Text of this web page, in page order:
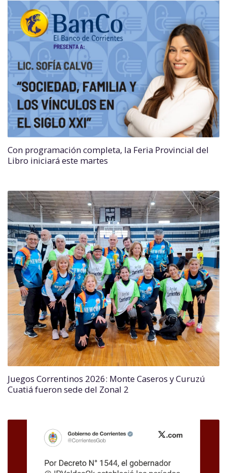
Con programación completa, la Feria Provincial del
Libro iniciará este martes
Juegos Correntinos 2026: Monte Caseros y Curuzú
Cuatiá fueron sede del Zonal 2